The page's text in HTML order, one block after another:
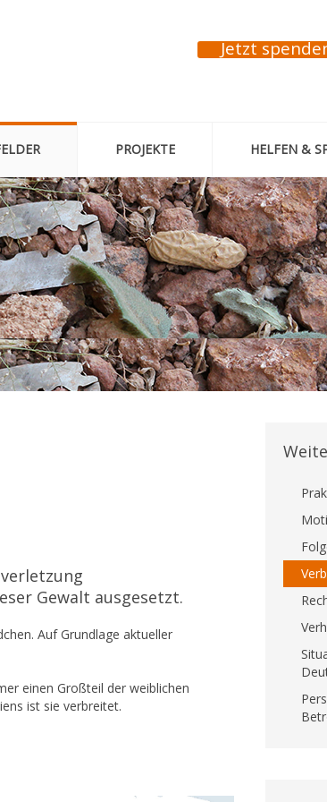
Jetzt
PROJEKTE HELFEN &
Gewalt ausgesetzt.
Auf Grundlage aktueller
einen Großteil der weiblichen
ist sie verbreitet.